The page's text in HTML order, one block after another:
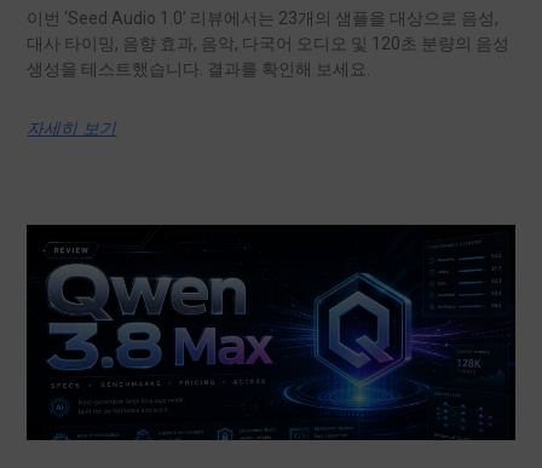
이번 ‘Seed Audio 1.0’ 리뷰에서는 23개의 샘플을 대상으로 음성,
대사 타이밍, 음향 효과, 음악, 다국어 오디오 및 120초 분량의 음성
생성을 테스트했습니다. 결과를 확인해 보세요.
자세히 보기